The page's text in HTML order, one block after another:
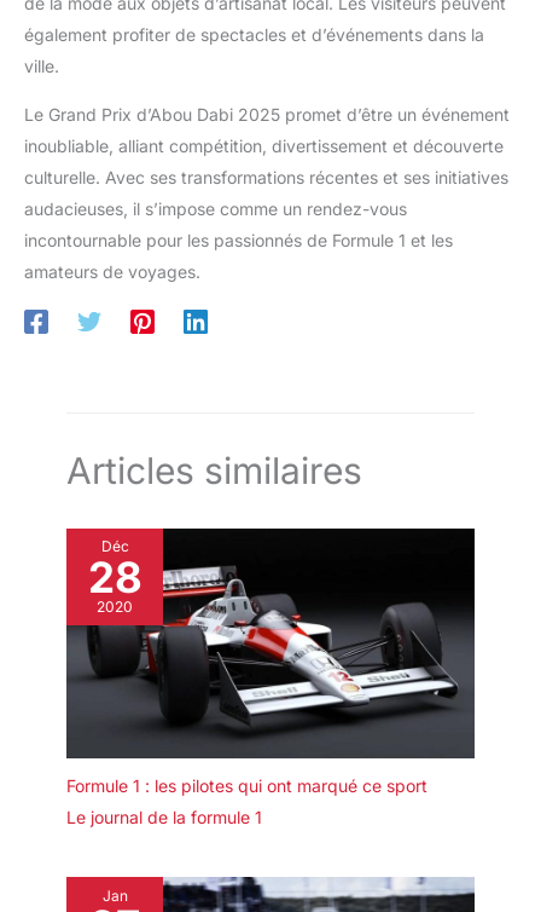
également profiter de spectacles et d’événements dans la
ville.
Le Grand Prix d’Abou Dabi 2025 promet d’être un événement
inoubliable, alliant compétition, divertissement et découverte
culturelle. Avec ses transformations récentes et ses initiatives
audacieuses, il s’impose comme un rendez-vous
incontournable pour les passionnés de Formule 1 et les
amateurs de voyages.
Articles similaires
Déc
28
2020
Formule 1 : les pilotes qui ont marqué ce sport
Le journal de la formule 1
Jan